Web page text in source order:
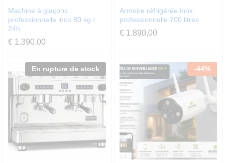
Machine à glaçons
professionnelle inox 80 kg /
24h
€ 1.390,00
Armoire réfrigérée inox
professionnelle 700 litres
€1.890,00
En rupture de stock -44%